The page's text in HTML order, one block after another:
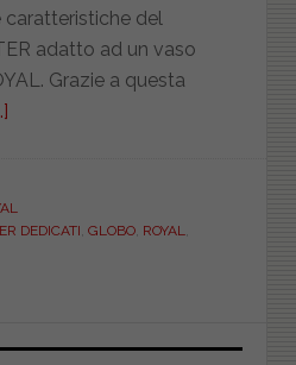
del
adatto ad un vaso
Grazie a questa
BIANCO.
DEDICATO.
DEDICATI, GLOBO, ROYAL,